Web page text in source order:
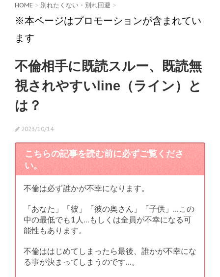
HOME > 別れたくない・別れ回避 >
※本ページはプロモーションが含まれてい
ます
不倫相手に既読スルー、既読無
視されやすいline（ライン）と
は？
2023/10/14
こちらの記事を読む前に必ずご覧くださ
い。
不倫は必ず誰かが不幸になります。
「あなた」「彼」「彼の奥さん」「子供」…この
中の最低でも1人…もしくは全員が不幸になる可
能性もあります。
不倫ははじめてしまったら最後、誰かが不幸にな
る事が決まってしまうのです…。